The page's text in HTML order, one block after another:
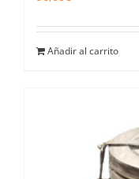
Añadir al carrito